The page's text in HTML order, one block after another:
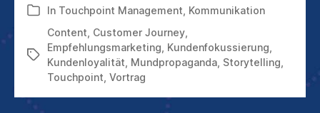
DIGITALER,
EMOTIONALER
Kategorien
In Touchpoint Management Kommunikation
Schlagwörter
Content Customer Journey
Empfehlungsmarketing Kundenfokussierung
Kundenloyalität Mundpropaganda Storytelling
Touchpoint Vortrag